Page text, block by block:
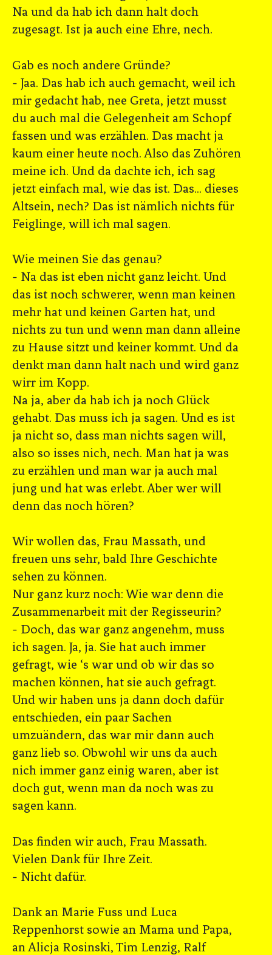
Na und da hab ich dann halt doch
zugesagt. Ist ja auch eine Ehre, nech.
Gab es noch andere Gründe?
- Jaa. Das hab ich auch gemacht, weil ich
mir gedacht hab, nee Greta, jetzt musst
du auch mal die Gelegenheit am Schopf
fassen und was erzählen. Das macht ja
kaum einer heute noch. Also das Zuhören
meine ich. Und da dachte ich, ich sag
jetzt einfach mal, wie das ist. Das... dieses
Altsein, nech? Das ist nämlich nichts für
Feiglinge, will ich mal sagen.
Wie meinen Sie das genau?
- Na das ist eben nicht ganz leicht. Und
das ist noch schwerer, wenn man keinen
mehr hat und keinen Garten hat, und
nichts zu tun und wenn man dann alleine
zu Hause sitzt und keiner kommt. Und da
denkt man dann halt nach und wird ganz
wirr im Kopp.
Na ja, aber da hab ich ja noch Glück
gehabt. Das muss ich ja sagen. Und es ist
ja nicht so, dass man nichts sagen will,
also so isses nich, nech. Man hat ja was
zu erzählen und man war ja auch mal
jung und hat was erlebt. Aber wer will
denn das noch hören?
Wir wollen das, Frau Massath, und
freuen uns sehr, bald Ihre Geschichte
sehen zu können.
Nur ganz kurz noch: Wie war denn die
Zusammenarbeit mit der Regisseurin?
- Doch, das war ganz angenehm, muss
ich sagen. Ja, ja. Sie hat auch immer
gefragt, wie ‘s war und ob wir das so
machen können, hat sie auch gefragt.
Und wir haben uns ja dann doch dafür
entschieden, ein paar Sachen
umzuändern, das war mir dann auch
ganz lieb so. Obwohl wir uns da auch
nich immer ganz einig waren, aber ist
doch gut, wenn man da noch was zu
sagen kann.
Das finden wir auch, Frau Massath.
Vielen Dank für Ihre Zeit.
- Nicht dafür.
Dank an Marie Fuss und Luca
Reppenhorst sowie an Mama und Papa,
an Alicja Rosinski, Tim Lenzig, Ralf